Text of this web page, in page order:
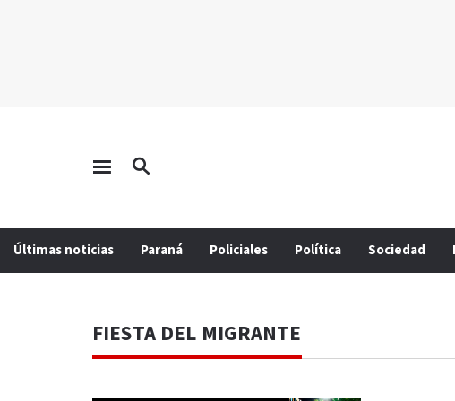
Últimas noticias Paraná Policiales Política Sociedad
FIESTA DEL MIGRANTE